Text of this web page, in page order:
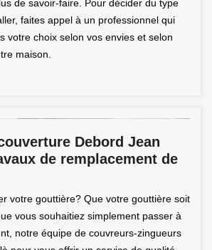
de savoir-faire. Pour décider du type
faites appel à un professionnel qui
votre choix selon vos envies et selon
maison.
Debord Jean
de remplacement de
votre gouttière? Que votre gouttière soit
vous souhaitiez simplement passer à
notre équipe de couvreurs-zingueurs